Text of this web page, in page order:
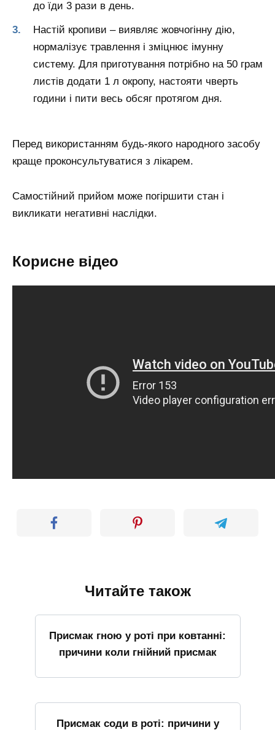
до їди 3 рази в день.
Настій кропиви – виявляє жовчогінну дію,
нормалізує травлення і зміцнює імунну
систему. Для приготування потрібно на 50 грам
листів додати 1 л окропу, настояти чверть
години і пити весь обсяг протягом дня.
Перед використанням будь-якого народного засобу
краще проконсультуватися з лікарем.
Самостійний прийом може погіршити стан і
викликати негативні наслідки.
Корисне відео
Читайте також
Присмак гною у роті при ковтанні:
причини коли гнійний присмак
Присмак соди в роті: причини у